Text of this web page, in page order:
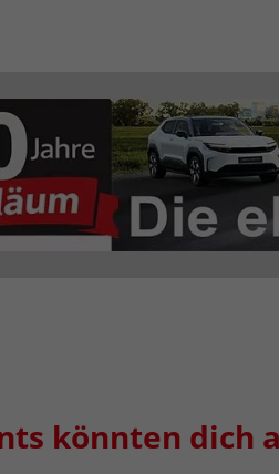
könnten dich